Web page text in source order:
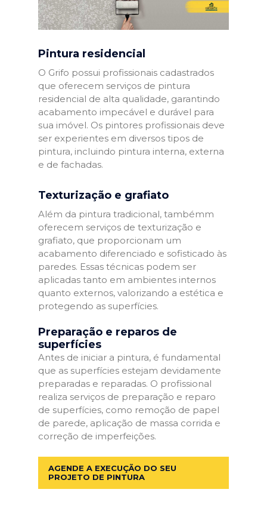
Pintura residencial
O Grifo possui profissionais cadastrados
que oferecem serviços de pintura
residencial de alta qualidade, garantindo
acabamento impecável e durável para
sua imóvel. Os pintores profissionais deve
ser experientes em diversos tipos de
pintura, incluindo pintura interna, externa
e de fachadas.
Texturização e grafiato
Além da pintura tradicional, tambémm
oferecem serviços de texturização e
grafiato, que proporcionam um
acabamento diferenciado e sofisticado às
paredes. Essas técnicas podem ser
aplicadas tanto em ambientes internos
quanto externos, valorizando a estética e
protegendo as superfícies.
Preparação e reparos de
superfícies
Antes de iniciar a pintura, é fundamental
que as superfícies estejam devidamente
preparadas e reparadas. O profissional
realiza serviços de preparação e reparo
de superfícies, como remoção de papel
de parede, aplicação de massa corrida e
correção de imperfeições.
AGENDE A EXECUÇÃO DO SEU
PROJETO DE PINTURA